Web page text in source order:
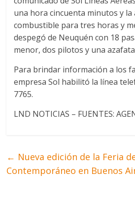
una hora cincuenta minutos y la
combustible para tres horas y
despegó de Neuquén con 18
menor, dos pilotos y una
Para brindar información a los
empresa Sol habilitó la línea
7765.
LND NOTICIAS – FUENTES:
← Nueva edición de la Feria
Contemporáneo en Buenos